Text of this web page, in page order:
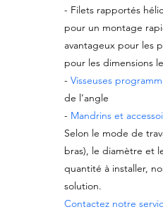
- Filets rapportés
pour un montage
avantageux pour les
pour les dimensions
- Visseuses
de l’angle
- Mandrins et
Selon le mode de
bras), le diamètre et
quantité à installer,
solution.
Contactez notre